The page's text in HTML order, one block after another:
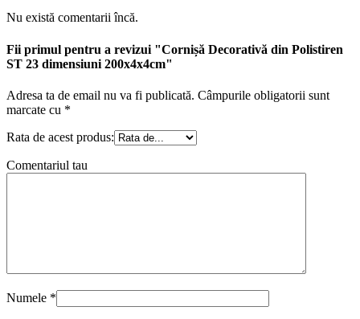
Nu există comentarii încă.
Fii primul pentru a revizui "Cornișă Decorativă din Polistiren
ST 23 dimensiuni 200x4x4cm"
Adresa ta de email nu va fi publicată. Câmpurile obligatorii sunt
marcate cu *
Rata de acest produs:
Comentariul tau
Numele *